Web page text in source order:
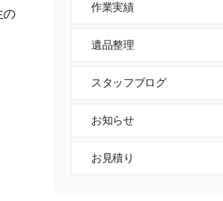
の
作業実績
遺品整理
スタッフブログ
お知らせ
お見積り